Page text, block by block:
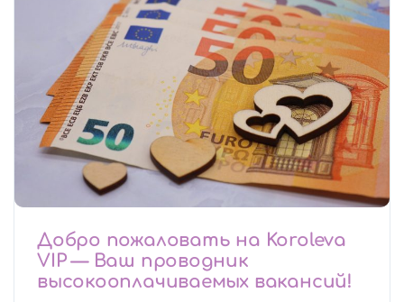
Добро пожаловать на Koroleva
VIP — Ваш проводник
высокооплачиваемых вакансий!